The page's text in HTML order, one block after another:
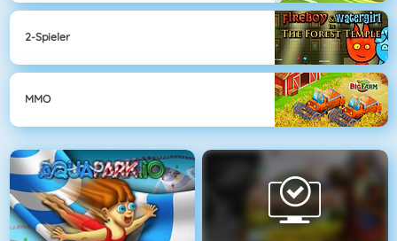
2-Spieler
MMO